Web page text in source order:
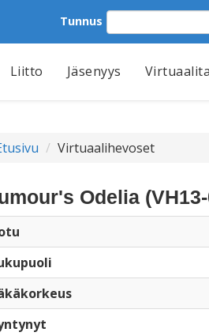
Tunnus
Liitto Jäsenyys
Virtuaalihevoset
Odelia